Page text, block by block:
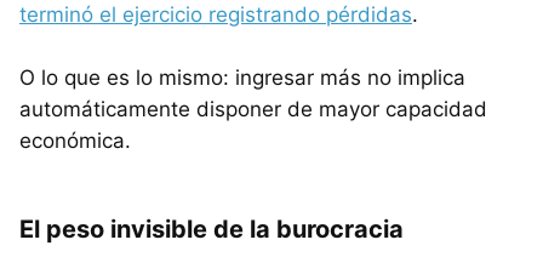
terminó el ejercicio registrando pérdidas.
O lo que es lo mismo: ingresar más no implica
automáticamente disponer de mayor capacidad
económica.
El peso invisible de la burocracia